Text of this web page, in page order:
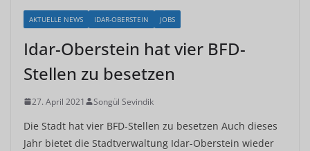
AKTUELLE NEWS IDAR-OBERSTEIN JOBS
Idar-Oberstein hat vier BFD-
Stellen zu besetzen
27. April 2021 Songül Sevindik
Die Stadt hat vier BFD-Stellen zu besetzen Auch dieses
Jahr bietet die Stadtverwaltung Idar-Oberstein wieder